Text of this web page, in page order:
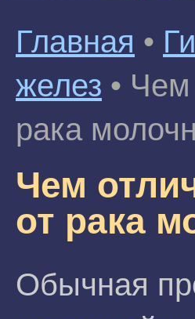
Главная •
желез • Чем
рака
Чем
от рака
Обычная